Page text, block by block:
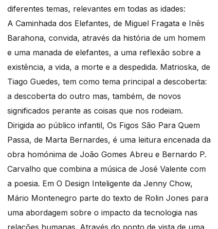
diferentes temas, relevantes em todas as idades:
A Caminhada dos Elefantes, de Miguel Fragata e Inês
Barahona, convida, através da história de um homem
e uma manada de elefantes, a uma reflexão sobre a
existência, a vida, a morte e a despedida. Matrioska, de
Tiago Guedes, tem como tema principal a descoberta:
a descoberta do outro mas, também, de novos
significados perante as coisas que nos rodeiam.
Dirigida ao público infantil, Os Figos São Para Quem
Passa, de Marta Bernardes, é uma leitura encenada da
obra homónima de João Gomes Abreu e Bernardo P.
Carvalho que combina a música de José Valente com
a poesia. Em O Design Inteligente da Jenny Chow,
Mário Montenegro parte do texto de Rolin Jones para
uma abordagem sobre o impacto da tecnologia nas